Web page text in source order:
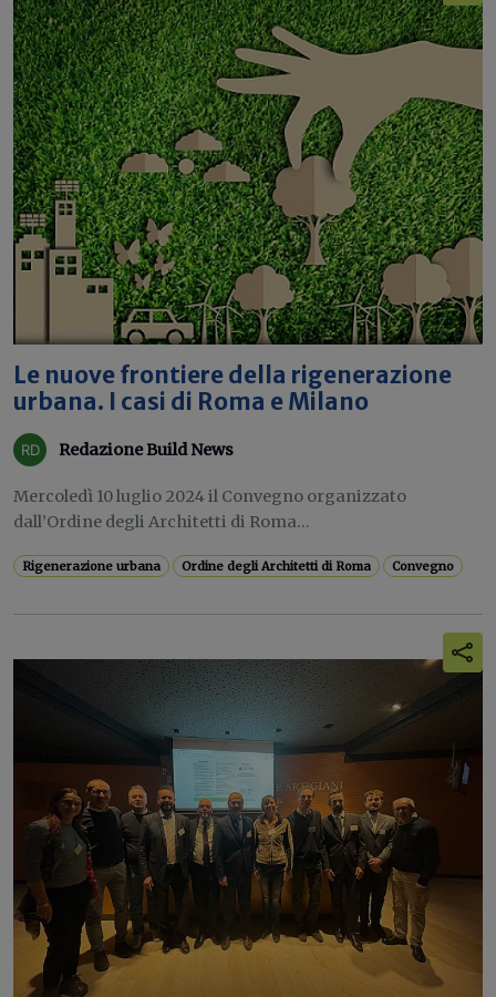
Le nuove frontiere della rigenerazione
urbana. I casi di Roma e Milano
Redazione Build News
Mercoledì 10 luglio 2024 il Convegno organizzato
dall’Ordine degli Architetti di Roma...
Rigenerazione urbana Ordine degli Architetti di Roma Convegno